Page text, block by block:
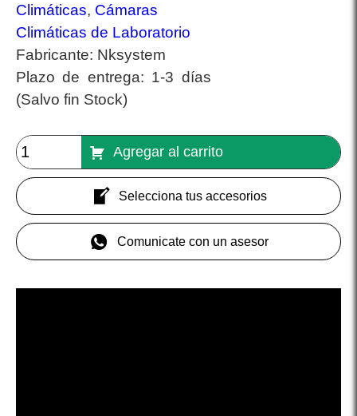
Climáticas, Cámaras
Climáticas de Laboratorio
Fabricante: Nksystem
Plazo de entrega: 1-3 días
(Salvo fin Stock)
Agregar al carrito
Selecciona tus accesorios
Comunicate con un asesor